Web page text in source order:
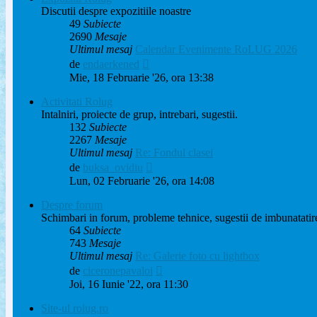
Discutii despre expozitiile noastre
49 Subiecte
2690 Mesaje
Ultimul mesaj Calendar Evenimente RoLUG 2026
de endaerkened
ultimul
mesaj
Mie, 18 Februarie '26, ora 13:38
Activitati Rolug
Intalniri, proiecte de grup, intrebari, sugestii.
132 Subiecte
2267 Mesaje
Ultimul mesaj Re: Fondul clasei
de buksa_ovidiu
ultimul
mesaj
Lun, 02 Februarie '26, ora 14:08
Despre forum
Schimbari in forum, probleme tehnice, sugestii de
64 Subiecte
743 Mesaje
Ultimul mesaj Re: Galerie foto cu lightbox
de ciceronepavaloi
ultimul
Joi, 16 Iunie '22, ora 11:30
Site-ul rolug.ro